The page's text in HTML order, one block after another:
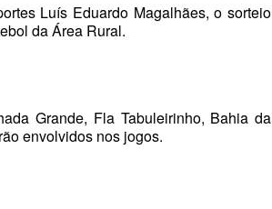
Luís Eduardo Magalhães, o sorteio
da Área Rural.
Grande, Fla Tabuleirinho, Bahia da
envolvidos nos jogos.